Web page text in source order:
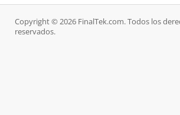
Copyright © 2026 FinalTek.com. Todos los
reservados.